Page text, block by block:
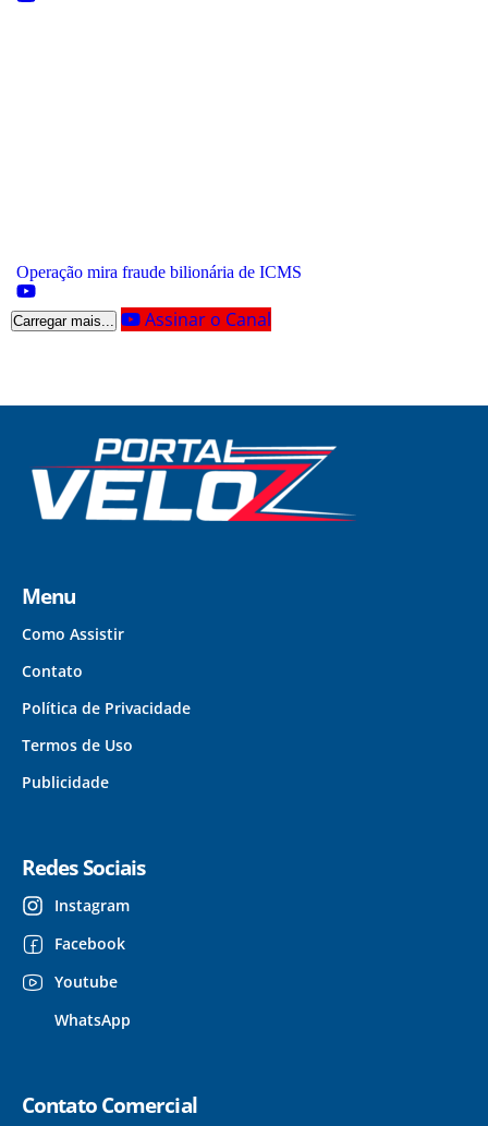
Operação mira fraude bilionária de ICMS
Carregar mais... Assinar o Canal
Menu
Como Assistir
Contato
Política de Privacidade
Termos de Uso
Publicidade
Redes Sociais
Instagram
Facebook
Youtube
WhatsApp
Contato Comercial